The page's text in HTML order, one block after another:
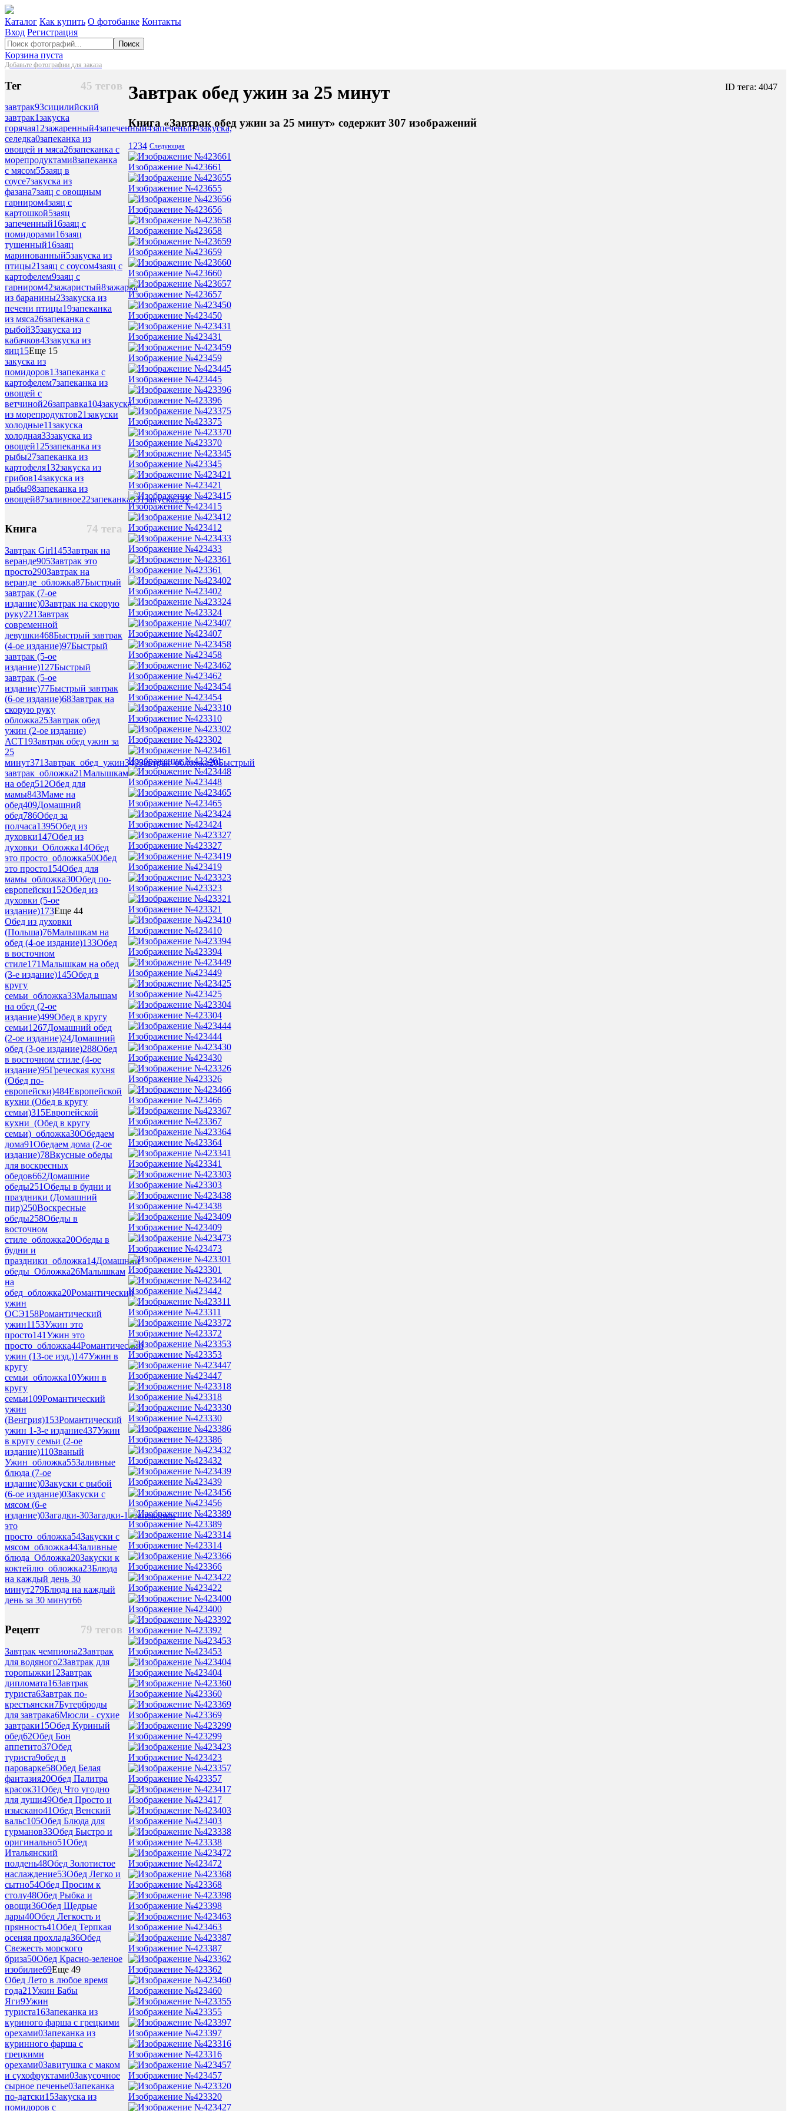
Каталог Как купить О фотобанке Контакты
Вход Регистрация
Поиск
Корзина пуста
Добавьте фотографии для заказа
45 тегов
Тег
завтрак93сицилийский
завтрак1закуска
горячая12зажаренный4запеченный4запеченый4закуска,
селедка0запеканка из
овощей и мяса26запеканка с
морепродуктами8запеканка
с мясом55заяц в
соусе7закуска из
фазана7заяц с овощным
гарниром4заяц с
картошкой5заяц
запеченный16заяц с
помидорами16заяц
тушенный16заяц
маринованный5закуска из
птицы21заяц с соусом4заяц с
картофелем9заяц с
гарниром42зажаристый8зажарка
из баранины23закуска из
печени птицы19запеканка
из мяса26запеканка с
рыбой35закуска из
кабачков43закуска из
яиц15Еще 15
закуска из
помидоров13запеканка с
картофелем7запеканка из
овощей с
ветчиной26заправка104закуска
из морепродуктов21закуски
холодные11закуска
холодная33закуска из
овощей125запеканка из
рыбы27запеканка из
картофеля132закуска из
грибов14закуска из
рыбы98запеканка из
овощей87заливное22запеканка531закуска233
74 тега
Книга
Завтрак Girl145Завтрак на
веранде905Завтрак это
просто290Завтрак на
веранде_обложка87Быстрый
завтрак (7-ое
издание)0Завтрак на скорую
руку221Завтрак
современной
девушки468Быстрый завтрак
(4-ое издание)97Быстрый
завтрак (5-ое
издание)127Быстрый
завтрак (5-ое
издание)77Быстрый завтрак
(6-ое издание)68Завтрак на
скорую руку
обложка25Завтрак обед
ужин (2-ое издание)
АСТ19Завтрак обед ужин за
25
минут371Завтрак_обед_ужин349Завтрак_обложка20Быстрый
завтрак_обложка21Малышкам
на обед512Обед для
мамы843Маме на
обед409Домашний
обед786Обед за
полчаса1395Обед из
духовки147Обед из
духовки_Обложка14Обед
это просто_обложка50Обед
это просто154Обед для
мамы_обложка30Обед по-
европейски152Обед из
духовки (5-ое
издание)173Еще 44
Обед из духовки
(Польша)76Малышкам на
обед (4-ое издание)133Обед
в восточном
стиле171Малышкам на обед
(3-е издание)145Обед в
кругу
семьи_обложка33Малышам
на обед (2-ое
издание)499Обед в кругу
семьи1267Домашний обед
(2-ое издание)24Домашний
обед (3-ое издание)288Обед
в восточном стиле (4-ое
издание)95Греческая кухня
(Обед по-
европейски)484Европейской
кухни (Обед в кругу
семьи)315Европейской
кухни_(Обед в кругу
семьи)_обложка30Обедаем
дома91Обедаем дома (2-ое
издание)78Вкусные обеды
для воскресных
обедов662Домашние
обеды251Обеды в будни и
праздники (Домашний
пир)250Воскресные
обеды258Обеды в
восточном
стиле_обложка20Обеды в
будни и
праздники_обложка14Домашнии
обеды_Обложка26Малышкам
на
обед_обложка20Романтический
ужин
ОСЭ158Романтический
ужин1153Ужин это
просто141Ужин это
просто_обложка44Романтический
ужин (13-ое изд.)147Ужин в
кругу
семьи_обложка10Ужин в
кругу
семьи109Романтический
ужин
(Венгрия)153Романтический
ужин 1-3-е издание437Ужин
в кругу семьи (2-ое
издание)110Званый
Ужин_обложка55Заливные
блюда (7-ое
издание)0Закуски с рыбой
(6-ое издание)0Закуски с
мясом (6-е
издание)0Загадки-30Загадки-1 0Запеканки
это
просто_обложка54Закуски с
мясом_обложка44Заливные
блюда_Обложка20Закуски к
коктейлю_обложка23Блюда
на каждый день 30
минут279Блюда на каждый
день за 30 минут66
79 тегов
Рецепт
Завтрак чемпиона2Завтрак
для водяного2Завтрак для
торопыжки12Завтрак
дипломата16Завтрак
туриста6Завтрак по-
крестьянски7Бутерброды
для завтрака6Мюсли - сухие
завтраки15Обед Куриный
обед62Обед Бон
аппетито37Обед
туриста9обед в
пароварке58Обед Белая
фантазия20Обед Палитра
красок31Обед Что угодно
для души49Обед Просто и
изыскано41Обед Венский
вальс105Обед Блюда для
гурманов33Обед Быстро и
оригинально51Обед
Итальянский
полдень48Обед Золотистое
наслаждение53Обед Легко и
сытно54Обед Просим к
столу48Обед Рыбка и
овощи36Обед Щедрые
дары40Обед Легкость и
прянность41Обед Терпкая
осеняя прохлада36Обед
Свежесть морского
бриза50Обед Красно-зеленое
изобилие69Еще 49
Обед Лето в любое время
года21Ужин Бабы
Яги9Ужин
туриста16Запеканка из
куриного фарша с грецкими
орехами0Запеканка из
куринного фарша с
грецкими
орехами0Завитушка с маком
и сухофруктами0Закусочное
сырное печенье0Запеканка
по-датски15Закуска из
помидоров с
ID тега: 4047
Завтрак обед ужин за 25 минут
Книга «Завтрак обед ужин за 25 минут» содержит 307 изображений
1 234 Следующая
Изображение №423661
Изображение №423655
Изображение №423656
Изображение №423658
Изображение №423659
Изображение №423660
Изображение №423657
Изображение №423450
Изображение №423431
Изображение №423459
Изображение №423445
Изображение №423396
Изображение №423375
Изображение №423370
Изображение №423345
Изображение №423421
Изображение №423415
Изображение №423412
Изображение №423433
Изображение №423361
Изображение №423402
Изображение №423324
Изображение №423407
Изображение №423458
Изображение №423462
Изображение №423454
Изображение №423310
Изображение №423302
Изображение №423461
Изображение №423448
Изображение №423465
Изображение №423424
Изображение №423327
Изображение №423419
Изображение №423323
Изображение №423321
Изображение №423410
Изображение №423394
Изображение №423449
Изображение №423425
Изображение №423304
Изображение №423444
Изображение №423430
Изображение №423326
Изображение №423466
Изображение №423367
Изображение №423364
Изображение №423341
Изображение №423303
Изображение №423438
Изображение №423409
Изображение №423473
Изображение №423301
Изображение №423442
Изображение №423311
Изображение №423372
Изображение №423353
Изображение №423447
Изображение №423318
Изображение №423330
Изображение №423386
Изображение №423432
Изображение №423439
Изображение №423456
Изображение №423389
Изображение №423314
Изображение №423366
Изображение №423422
Изображение №423400
Изображение №423392
Изображение №423453
Изображение №423404
Изображение №423360
Изображение №423369
Изображение №423299
Изображение №423423
Изображение №423357
Изображение №423417
Изображение №423403
Изображение №423338
Изображение №423472
Изображение №423368
Изображение №423398
Изображение №423463
Изображение №423387
Изображение №423362
Изображение №423460
Изображение №423355
Изображение №423397
Изображение №423316
Изображение №423457
Изображение №423320